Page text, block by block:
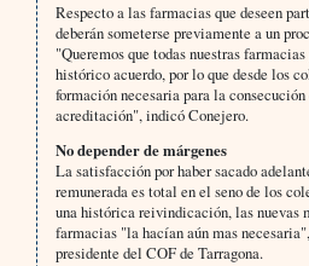
Respecto a las farmacias que deseen
deberán someterse previamente a un
"Queremos que todas nuestras
histórico acuerdo, por lo que desde los
formación necesaria para la
acreditación", indicó Conejero.
No depender de márgenes
La satisfacción por haber sacado
remunerada es total en el seno de los
una histórica reivindicación, las nuevas
farmacias "la hacían aún mas
presidente del COF de Tarragona.